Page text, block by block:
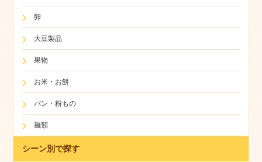
卵
大豆製品
果物
お米・お餅
パン・粉もの
麺類
シーン別で探す